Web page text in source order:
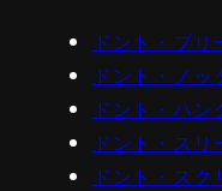
ドント・ブリ
ドント・ノ
ドント・ハン
ドント・スリ
ドント・スク